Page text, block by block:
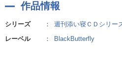
作品情報
シリーズ ：
週刊添い寝ＣＤシリー
レーベル
： BlackButterfly